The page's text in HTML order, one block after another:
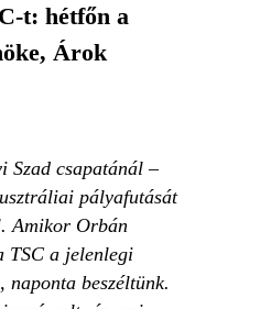
t: hétfőn a
Árok
Szad csapatánál–
pályafutását
Amikor Orbán
TSC a jelenlegi
beszéltünk.